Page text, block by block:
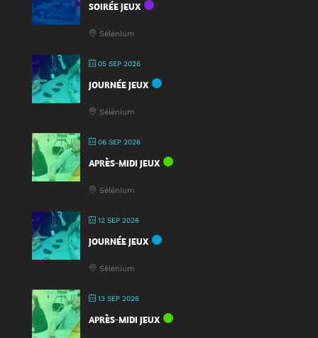
SOIRÉE JEUX
Sélénium
05 SEP 2026
JOURNÉE JEUX
Sélénium
06 SEP 2026
APRÈS-MIDI JEUX
Sélénium
12 SEP 2026
JOURNÉE JEUX
Sélénium
13 SEP 2026
APRÈS-MIDI JEUX